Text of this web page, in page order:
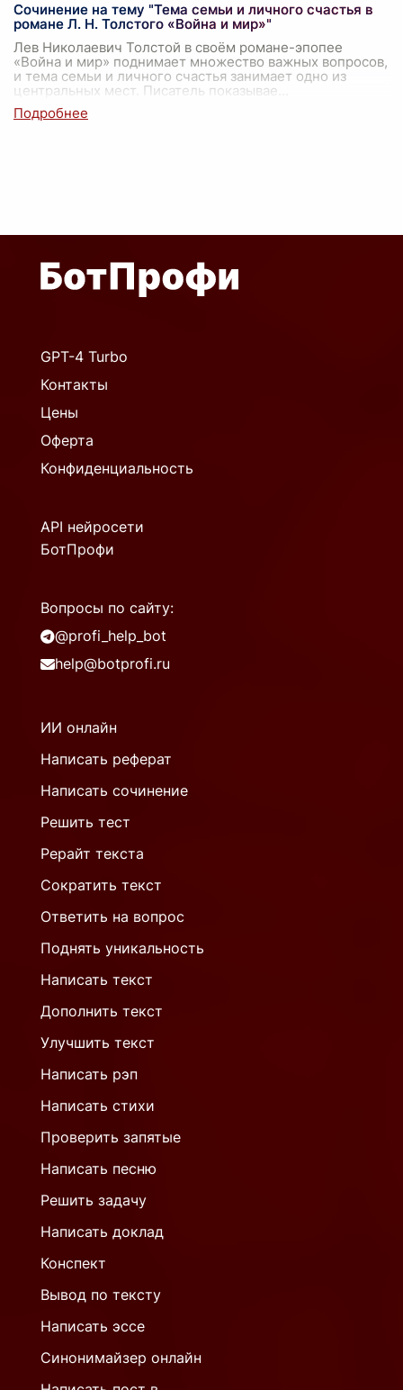
Сочинение на тему "Тема семьи и личного счастья в
романе Л. Н. Толстого «Война и мир»"
Лев Николаевич Толстой в своём романе-эпопее
«Война и мир» поднимает множество важных вопросов,
и тема семьи и личного счастья занимает одно из
центральных мест. Писатель показывае
GPT-4 Turbo
Контакты
Цены
Оферта
Конфиденциальность
API нейросети
БотПрофи
Вопросы по сайту:
@profi_help_bot
help@botprofi.ru
ИИ онлайн
Написать реферат
Написать сочинение
Решить тест
Рерайт текста
Сократить текст
Ответить на вопрос
Поднять уникальность
Написать текст
Дополнить текст
Улучшить текст
Написать рэп
Написать стихи
Проверить запятые
Написать песню
Решить задачу
Написать доклад
Конспект
Вывод по тексту
Написать эссе
Синонимайзер онлайн